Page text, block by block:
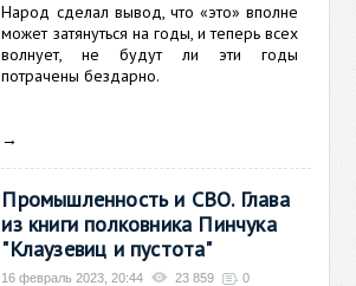
Народ сделал вывод, что «это» вполне
может затянуться на годы, и теперь всех
волнует, не будут ли эти годы
потрачены бездарно.
→
Промышленность и СВО. Глава
из книги полковника Пинчука
"Клаузевиц и пустота"
16 февраль 2023, 20:44 23 859 0